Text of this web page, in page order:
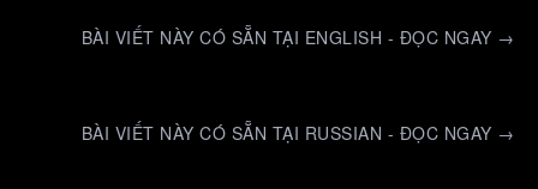
BÀI VIẾT NÀY CÓ SẴN TẠI ENGLISH - ĐỌC NGAY →
BÀI VIẾT NÀY CÓ SẴN TẠI RUSSIAN - ĐỌC NGAY →